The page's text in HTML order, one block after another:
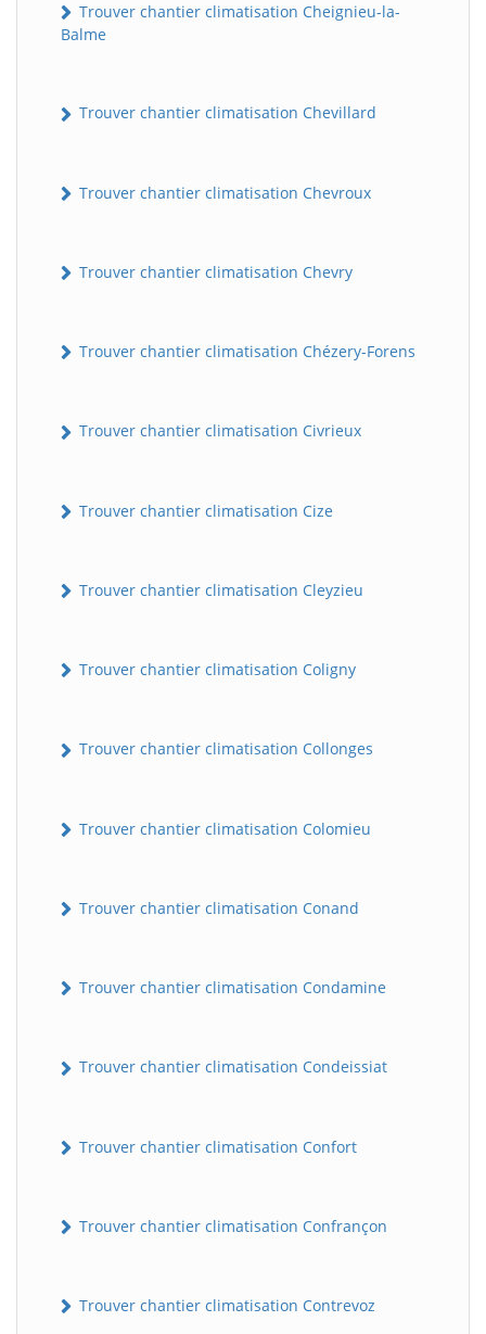
Trouver chantier climatisation Cheignieu-la-
Balme
Trouver chantier climatisation Chevillard
Trouver chantier climatisation Chevroux
Trouver chantier climatisation Chevry
Trouver chantier climatisation Chézery-Forens
Trouver chantier climatisation Civrieux
Trouver chantier climatisation Cize
Trouver chantier climatisation Cleyzieu
Trouver chantier climatisation Coligny
Trouver chantier climatisation Collonges
Trouver chantier climatisation Colomieu
Trouver chantier climatisation Conand
Trouver chantier climatisation Condamine
Trouver chantier climatisation Condeissiat
Trouver chantier climatisation Confort
Trouver chantier climatisation Confrançon
Trouver chantier climatisation Contrevoz